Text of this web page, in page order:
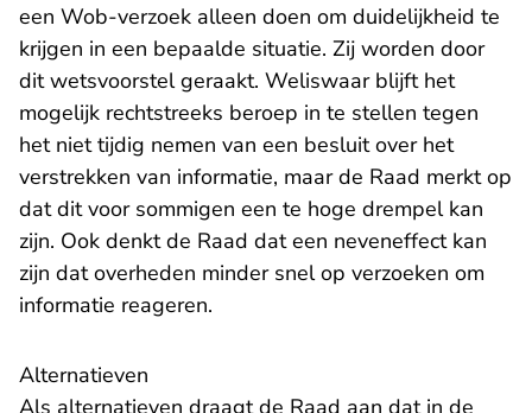
een Wob-verzoek alleen doen om duidelijkheid te
krijgen in een bepaalde situatie. Zij worden door
dit wetsvoorstel geraakt. Weliswaar blijft het
mogelijk rechtstreeks beroep in te stellen tegen
het niet tijdig nemen van een besluit over het
verstrekken van informatie, maar de Raad merkt op
dat dit voor sommigen een te hoge drempel kan
zijn. Ook denkt de Raad dat een neveneffect kan
zijn dat overheden minder snel op verzoeken om
informatie reageren.
Alternatieven
Als alternatieven draagt de Raad aan dat in de